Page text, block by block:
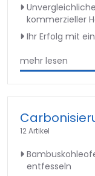
kommerzieller
Ihr Erfolg mit
mehr lesen
12 Artikel
entfesseln